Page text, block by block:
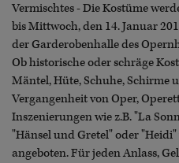
Vermischtes - Die Kostüme
bis Mittwoch, den 14. Januar
der Garderobenhalle des
Ob historische oder schräge
Mäntel, Hüte, Schuhe, Schirme
Vergangenheit von Oper,
Inszenierungen wie z.B. "La
"Hänsel und Gretel" oder
angeboten. Für jeden Anlass,